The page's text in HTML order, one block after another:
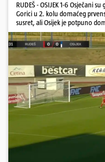
RUDEŠ - OSIJEK 1-6 Osječani
Gorici u 2. kolu domaćeg
susret, ali Osijek je potpuno
u 12. minuti, a povećao je u
golovi u dresu 'bijelo-plavih'
gostiju, zabio hat-trick. Mrežu
minuti i 81. minuti. U dugu
Arnel Jakupović golom u 69.
zaostatka u dresu Rudeša
boda na prvom mjestu tablice